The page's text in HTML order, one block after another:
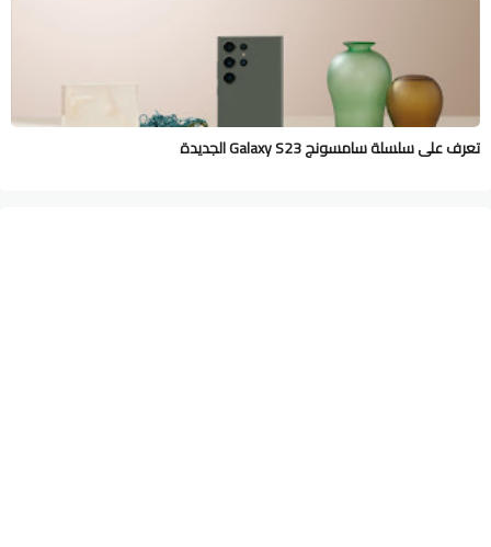
تعرف على سلسلة سامسونج Galaxy S23 الجديدة